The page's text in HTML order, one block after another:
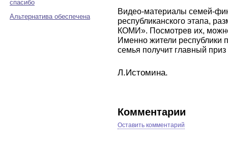
спасибо
Альтернатива обеспечена
Видео-материалы семей-
республиканского этапа,
КОМИ». Посмотрев их,
Именно жители республики
семья получит главный приз
Л.Истомина.
Комментарии
Оставить комментарий